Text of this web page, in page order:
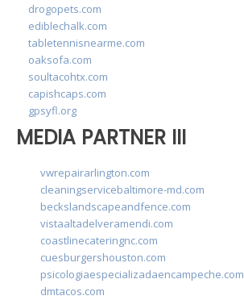
drogopets.com
ediblechalk.com
tabletennisnearme.com
oaksofa.com
soultacohtx.com
capishcaps.com
gpsyfl.org
MEDIA PARTNER III
vwrepairarlington.com
cleaningservicebaltimore-md.com
beckslandscapeandfence.com
vistaaltadelveramendi.com
coastlinecateringnc.com
cuesburgershouston.com
psicologiaespecializadaencampeche.com
dmtacos.com